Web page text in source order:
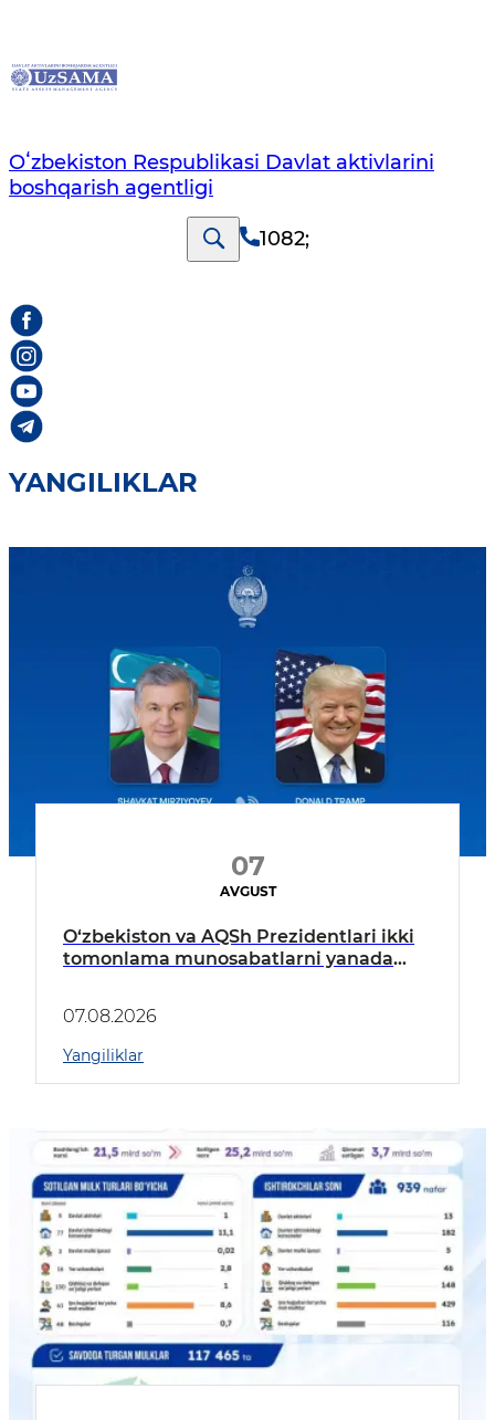
Oʻzbekiston Respublikasi Davlat aktivlarini
boshqarish agentligi
1082;
YANGILIKLAR
07
AVGUST
O‘zbekiston va AQSh Prezidentlari ikki
tomonlama munosabatlarni yanada
07.08.2026
Yangiliklar